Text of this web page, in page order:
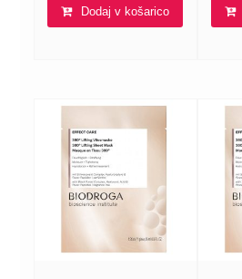
Dodaj v košarico